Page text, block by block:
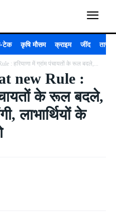
टेक कृषि मौसम क्राइम जींद ताजा
: हरियाणा में ग्रांम पंचायतों के रूल बदले,...
new Rule :
के रूल बदले,
लाभार्थियों के